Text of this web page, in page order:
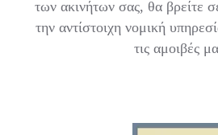
των ακινήτων σας, θα βρείτε
την αντίστοιχη νομική
τις αμοιβές